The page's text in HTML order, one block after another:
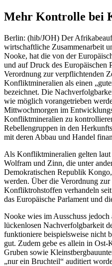
Mehr Kontrolle bei
Berlin: (hib/JOH) Der
wirtschaftliche Zusammenarbeit
Nooke, hat die von der
und auf Druck des Europäischen
Verordnung zur verpflichtenden
Konfliktmineralien als einen
bezeichnet. Die
wie möglich vorangetrieben
Mittwochmorgen im
Konfliktmineralien zu
Rebellengruppen in den
mit deren Abbau und Handel
Als Konfliktmineralien gelten
Wolfram und Zinn, die unter
Demokratischen Republik
werden. Über die Verordnung
Konfliktrohstoffen verhandeln
das Europäische Parlament und
Nooke wies im Ausschuss
lückenlosen Nachverfolgbarkeit
funktioniere beispielsweise nicht
gut. Zudem gebe es allein in
Gruben sowie
„nur ein Bruchteil“ auditiert